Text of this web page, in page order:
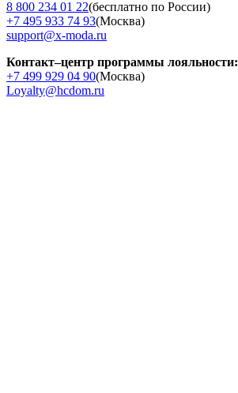
8 800 234 01 22(бесплатно по России)
+7 495 933 74 93(Москва)
support@x-moda.ru
Контакт–центр программы лояльности:
+7 499 929 04 90(Москва)
Loyalty@hcdom.ru